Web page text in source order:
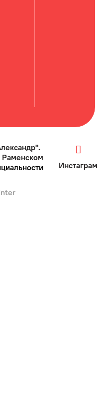
Инстаграм